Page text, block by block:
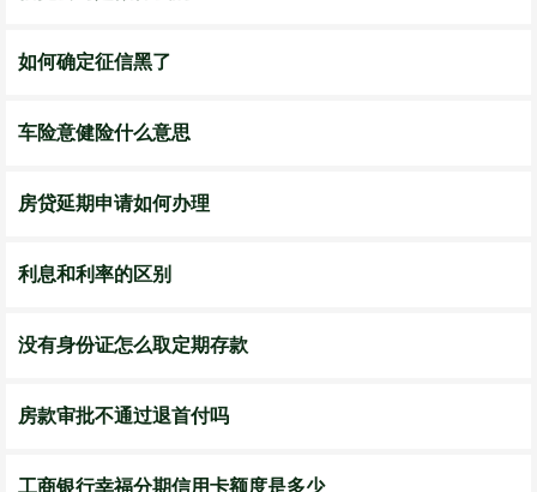
如何确定征信黑了
车险意健险什么意思
房贷延期申请如何办理
利息和利率的区别
没有身份证怎么取定期存款
房款审批不通过退首付吗
工商银行幸福分期信用卡额度是多少